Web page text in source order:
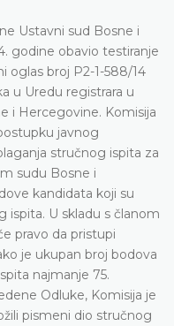
Ustavni sud Bosne i
godine obavio testiranje
oglas broj P2-1-588/14
u Uredu registrara u
i Hercegovine. Komisija
javnog
stručnog ispita za
sudu Bosne i
kandidata koji su
ispita. U skladu s članom
pravo da pristupi
je ukupan broj bodova
najmanje 75.
Odluke, Komisija je
pismeni dio stručnog